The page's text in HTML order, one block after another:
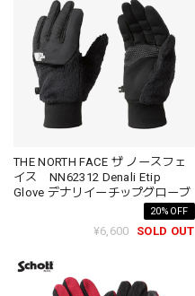
THE NORTH FACE ザ ノースフェ
イス NN62312 Denali Etip
Glove デナリイーチップグローブ
20%OFF
¥6,600 SOLD OUT